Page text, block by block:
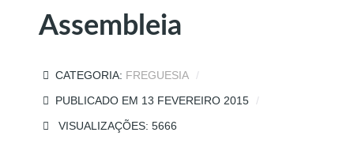
Assembleia
CATEGORIA: FREGUESIA
PUBLICADO EM 13 FEVEREIRO 2015
VISUALIZAÇÕES: 5666